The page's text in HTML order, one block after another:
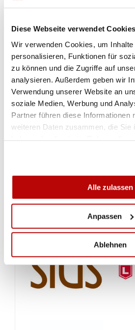
Diese Webseite verwendet Cookies
Wir verwenden Cookies, um
personalisieren, Funktionen für
zu können und die Zugriffe auf
analysieren. Außerdem geben wir
Verwendung unserer Website an
soziale Medien, Werbung und
Partner führen diese Informationen
weiteren Daten zusammen, die Sie
Alle zulassen
Anpassen
Ablehnen
scegliete il vostro campo
caso di domande, saremo lieti di
scriveteci un'e-mail all'indirizzo
www.fst200.ch